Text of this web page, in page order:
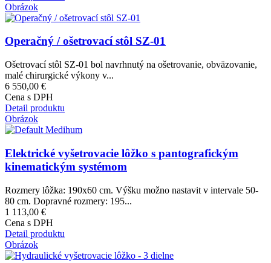
Obrázok
Operačný / ošetrovací stôl SZ-01
Ošetrovací stôl SZ-01 bol navrhnutý na ošetrovanie, obväzovanie,
malé chirurgické výkony v...
6 550,00 €
Cena s DPH
Detail produktu
Obrázok
Elektrické vyšetrovacie lôžko s pantografickým
kinematickým systémom
Rozmery lôžka: 190x60 cm. Výšku možno nastavit v intervale 50-
80 cm. Dopravné rozmery: 195...
1 113,00 €
Cena s DPH
Detail produktu
Obrázok